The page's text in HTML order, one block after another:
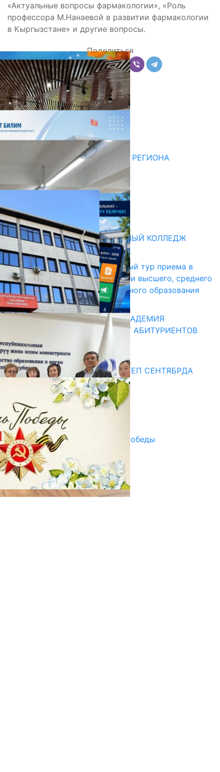
«Актуальные вопросы фармакологии», «Роль
профессора М.Нанаевой в развитии фармакологии
в Кыргызстане» и другие вопросы.
Поделиться
Комментарии
Последние новости
НЕДЕЛЯ В ОБЗОРЕ
07.08.2026
ДЛЯ МЕТОДИСТОВ ЮЖНОГО РЕГИОНА
НАЧАЛОСЬ ОБУЧЕНИЕ
05.08.2026
31.07.2026
Абитуриент
БИШКЕКСКИЙ УНИВЕРСАЛЬНЫЙ КОЛЛЕДЖ
17.07.2026
В Кыргызстане начался первый тур приема в
образовательные организации высшего, среднего
и начального профессионального образования
13.07.2026
КЫРГЫЗКО-РОССИЙСКАЯ АКАДЕМИЯ
ОБРАЗОВАНИЯ ПРИГЛАШАЕТ АБИТУРИЕНТОВ
10.07.2026
Медиа
СУЗАКТА 750 ОРУНДУУ МЕКТЕП СЕНТЯБРДА
ПАЙДАЛАНУУГА БЕРИЛЕТ
07.08.2025
Улуу Жеңиштин жандуу сөзү
29.04.2025
Награды в преддверии Дня Победы
29.04.2025